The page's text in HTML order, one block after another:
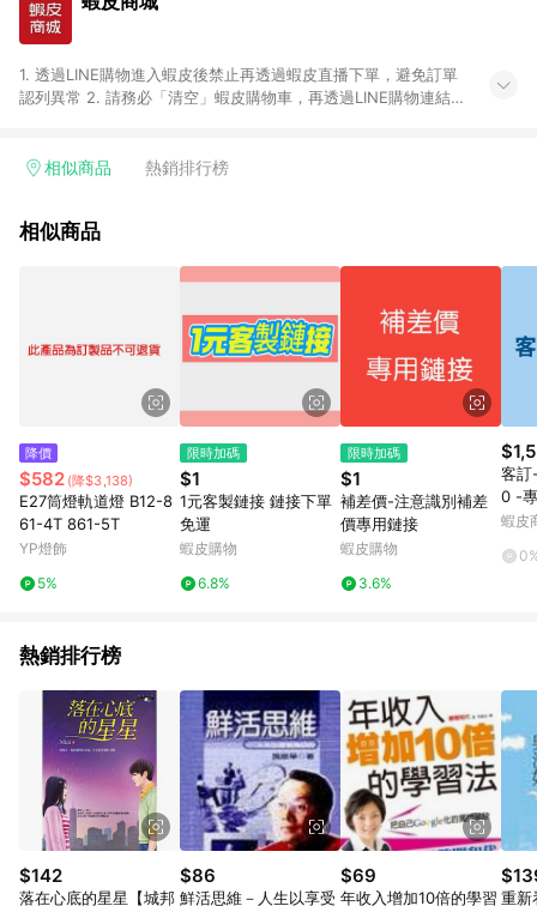
1. 透過LINE購物進入蝦皮後禁止再透過蝦皮直播下單，避免訂單
認列異常 2. 請務必「清空」蝦皮購物車，再透過LINE購物連結至
交易後，想下第二張訂單，請重新從LINE購物連結至蝦皮商店進
Android手機、汽機車、一歲以下嬰兒配方奶粉、醫療器材：回饋
皮直營_餐券&禮券館、康菲COMFIZ、Finetech釩泰醫用口罩、
康生活不予回饋。 6. 蝦皮商城之訂單適用於部分點數紅包，規範
請依該紅包頁說明為主。 7. 點數回饋將依照蝦皮提供扣除折價
券、運費與蝦幣後之最終金額進行計算。 8. 同一商品品項(即便
不同尺寸規格)，皆會計入同一筆返點上限進行計算 9. 用戶需於
同一瀏覽器進行交易（若自動跳轉 APP，請在 APP交易）。 10.
知。 11. 若使用折價券折抵，可能會有攤提折抵導致訂單金額些微
落差 12. 蝦皮會將LINE的導購跳轉紀錄與蝦皮的會員ID進行綁
定，若後續七天內未透過其他媒體來源導入蝦皮官網，則七天內
於該蝦皮帳號下訂的首筆訂單會被蝦皮認列為該LINE用戶導購跳
轉時所成立之訂單。 13. 若同一用戶使用一個以上蝦皮帳號透過
LINE購物進行導購，將可能導致無法收到導購通知，亦可能無法
易，或經由蝦皮系統判斷點擊路徑不符合回饋資格或規則者。 15.
若有贈點爭議，請務必於訂單日期+60天以內進行洽詢確認；超
過60天(含)以上進行申訴，恕無法贈點回饋。需檢附蝦皮訂單完
成、LINE購物訂單記錄，如於LINE購物訂單紀錄已呈現：「非本
次前往蝦皮商店之品項，不符合回饋資格」，則不受理此案件。
[注意事項] 1.如導購途中用戶由網頁版(電腦版/手機版網頁)切換
為 App 會造成追蹤中斷而無法進行 LINE POINTS 回饋 2.若購買
過程中關閉蝦皮APP，則需重新透過LINE購物前往蝦皮商城，否
則無法進行LINE POINTS 回饋。 / 3.如用戶先前往蝦皮商城將商
品加入購物車，後續透過LINE購物前往至蝦皮商城將購物車結
清，此方案將不列入 LINE Points 回饋 4.若因系統異常無法追蹤
訂單，致使消費者無接收到點數回饋，蝦皮保有更改條款與法律
相似商品 熱銷排行榜
相似商品
降價
$582 (降$3,138)
E27筒燈軌道燈 B12-8
61-4T 861-5T
YP燈飾
5%
限時加碼
$1
1元客製鏈接 鏈接下單
免運
蝦皮購物
6.8%
限時加碼
$1
補差價-注意識別補差
價專用鏈接
蝦皮購物
3.6%
客
0 -
蝦皮
熱銷排行榜
$142
落在心底的星星【城邦
$86
鮮活思維－人生以享受
$69
年收入增加10倍的學習 重新